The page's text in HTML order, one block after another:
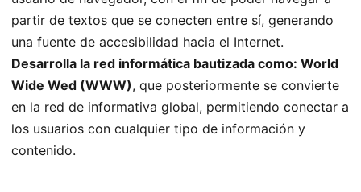
partir de textos que se conecten entre sí, generando
una fuente de accesibilidad hacia el Internet.
Desarrolla la red informática bautizada como: World
Wide Wed (WWW), que posteriormente se convierte
en la red de informativa global, permitiendo conectar a
los usuarios con cualquier tipo de información y
contenido.